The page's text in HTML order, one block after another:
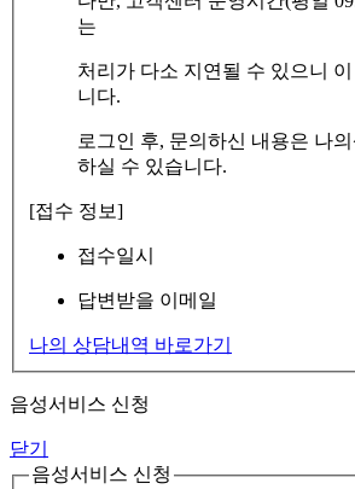
는
처리가 다소 지연될 수 있으니
니다.
로그인 후, 문의하신 내용은 나
하실 수 있습니다.
[접수 정보]
접수일시
답변받을 이메일
나의 상담내역 바로가기
음성서비스 신청
닫기
음성서비스 신청